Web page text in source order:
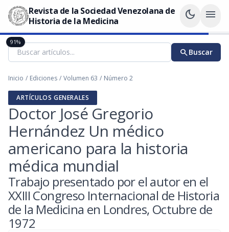
Revista de la Sociedad Venezolana de
Historia de la Medicina
dark_mode menu
searchBuscar
Inicio / Ediciones / Volumen 63 / Número 2
ARTÍCULOS GENERALES
Doctor José Gregorio
Hernández Un médico
americano para la historia
médica mundial
Trabajo presentado por el autor en el
XXIII Congreso Internacional de Historia
de la Medicina en Londres, Octubre de
1972
91%